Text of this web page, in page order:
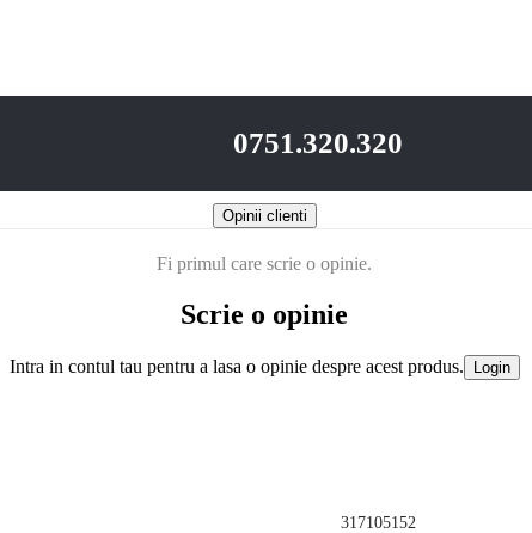
0751.320.320
Opinii clienti
Fi primul care scrie o opinie.
Scrie o opinie
Intra in contul tau pentru a lasa o opinie despre acest produs. Login
317105152